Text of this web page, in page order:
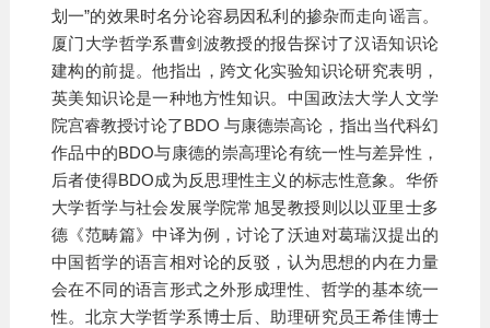
划一”的效果时名分论容易因私利的掺杂而走向谣言。
厦门大学哲学系曹剑波教授的报告探讨了汉语知识论
建构的前提。他指出，跨文化实验知识论研究表明，
英美知识论是一种地方性知识。中国政法大学人文学
院宫睿教授讨论了BDO 与康德崇高论，指出当代科幻
作品中的BDO与康德的崇高理论有统一性与差异性，
后者使得BDO成为反思理性主义的标志性意象。华侨
大学哲学与社会发展学院常旭旻教授则以以亚里士多
德《范畴篇》中译为例，讨论了沃迪对葛瑞汉提出的
中国哲学的语言相对论的反驳，认为思想的内在力量
会在不同的语言形式之外形成理性、哲学的基本统一
性。北京大学哲学系博士后、助理研究员王希佳博士